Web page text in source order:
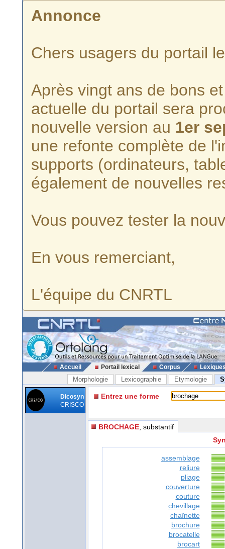
Annonce
Chers usagers du portail
Après vingt ans de bons
actuelle du portail sera
nouvelle version au 1er
une refonte complète de
supports (ordinateurs,
également de nouvelles
Vous pouvez tester la
En vous remerciant,
L'équipe du CNRTL
Accueil Portail lexical Corpus
Morphologie Lexicographie Etymologie
Dicosyn
CRISCO
Entrez une forme
BROCHAGE , substantif
assemblage
reliure
pliage
couverture
couture
chevillage
chaînette
brochure
brocatelle
brocart